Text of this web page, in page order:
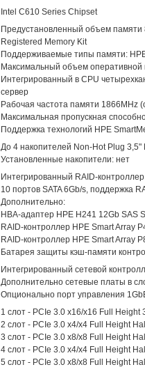
Intel C610 Series Chipset
Предустановленный объем памяти
Registered Memory Kit
Поддерживаемые типы памяти:
Максимальный объем оперативной
Интегрированный в CPU
сервер
Рабочая частота памяти 1866MHz
Максимальная пропускная
Поддержка технологий HPE
До 4 накопителей Non-Hot Plug 3,5"
Установленные накопители: нет
Интегрированный RAID-
10 портов SATA 6Gb/s, поддержка
Дополнительно:
HBA-адаптер HPE H241 12Gb SAS
RAID-контроллер HPE Smart Array
RAID-контроллер HPE Smart Array
Батарея защиты кэш-памяти
Интегрированный сетевой
Дополнительно сетевые платы в
Опционально порт управления
1 слот - PCIe 3.0 x16/x16 Full Height
2 слот - PCIe 3.0 x4/x4 Full Height
3 слот - PCIe 3.0 x8/x8 Full Height
4 слот - PCIe 3.0 x4/x4 Full Height
5 слот - PCIe 3.0 x8/x8 Full Height